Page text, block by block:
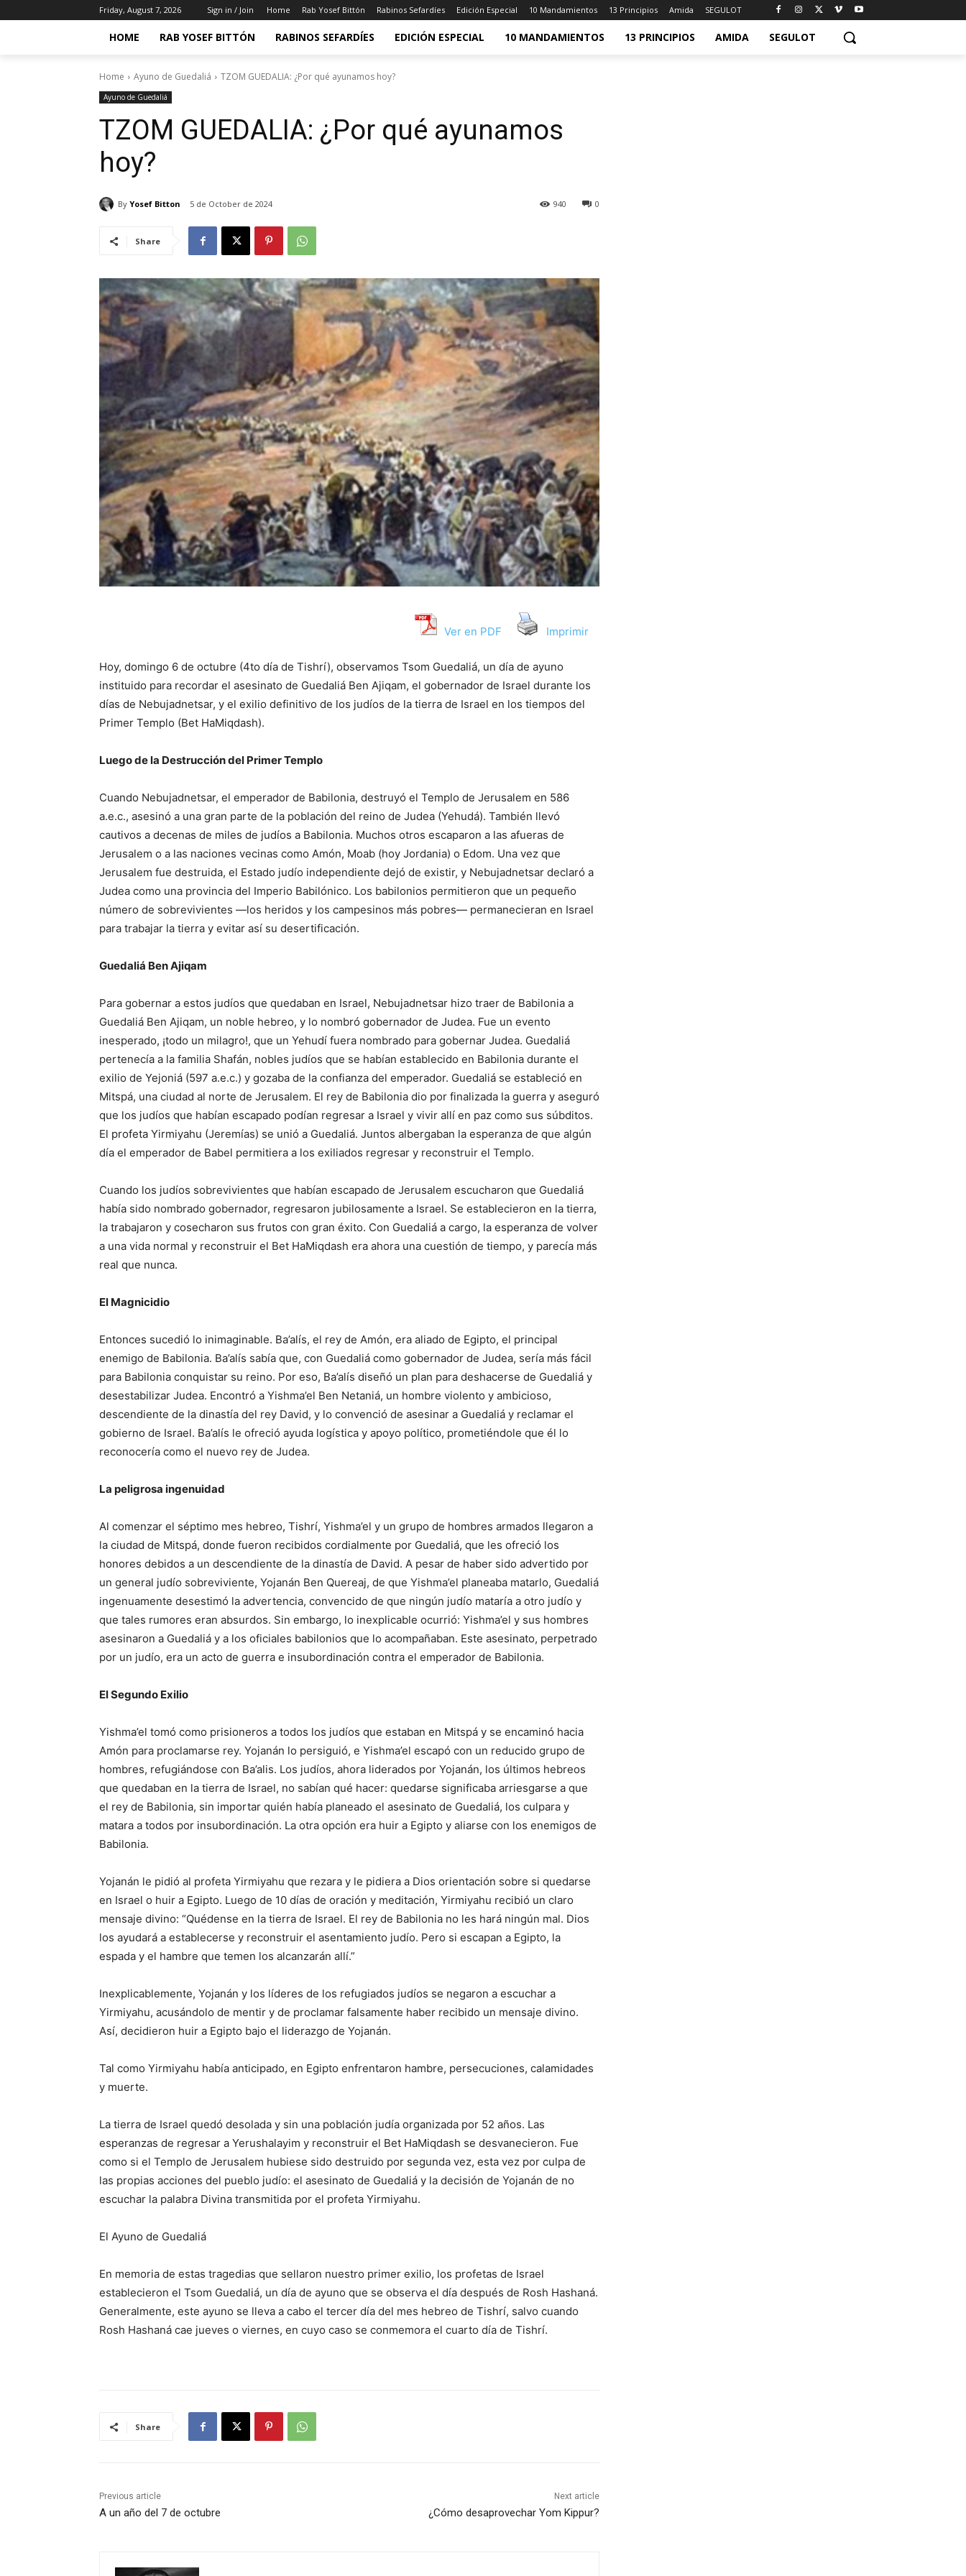
Friday, August 7, 2026 Sign in / Join Home Rab Yosef Bittón Rabinos Sefardíes Edición Especial 10 Mandamientos 13 Principios Amida SEGULOT
HOME RAB YOSEF BITTÓN RABINOS SEFARDÍES EDICIÓN ESPECIAL 10 MANDAMIENTOS 13 PRINCIPIOS AMIDA SEGULOT
Home Ayuno de Guedaliá TZOM GUEDALIA: ¿Por qué ayunamos hoy?
Ayuno de Guedaliá
TZOM GUEDALIA: ¿Por qué ayunamos
hoy?
By Yosef Bitton 5 de October de 2024 0
940
Share
Ver en PDF Imprimir
Hoy, domingo 6 de octubre (4to día de Tishrí), observamos Tsom Guedaliá, un día de ayuno
instituido para recordar el asesinato de Guedaliá Ben Ajiqam, el gobernador de Israel durante los
días de Nebujadnetsar, y el exilio definitivo de los judíos de la tierra de Israel en los tiempos del
Primer Templo (Bet HaMiqdash).
Luego de la Destrucción del Primer Templo
Cuando Nebujadnetsar, el emperador de Babilonia, destruyó el Templo de Jerusalem en 586
a.e.c., asesinó a una gran parte de la población del reino de Judea (Yehudá). También llevó
cautivos a decenas de miles de judíos a Babilonia. Muchos otros escaparon a las afueras de
Jerusalem o a las naciones vecinas como Amón, Moab (hoy Jordania) o Edom. Una vez que
Jerusalem fue destruida, el Estado judío independiente dejó de existir, y Nebujadnetsar declaró a
Judea como una provincia del Imperio Babilónico. Los babilonios permitieron que un pequeño
número de sobrevivientes —los heridos y los campesinos más pobres— permanecieran en Israel
para trabajar la tierra y evitar así su desertificación.
Guedaliá Ben Ajiqam
Para gobernar a estos judíos que quedaban en Israel, Nebujadnetsar hizo traer de Babilonia a
Guedaliá Ben Ajiqam, un noble hebreo, y lo nombró gobernador de Judea. Fue un evento
inesperado, ¡todo un milagro!, que un Yehudí fuera nombrado para gobernar Judea. Guedaliá
pertenecía a la familia Shafán, nobles judíos que se habían establecido en Babilonia durante el
exilio de Yejoniá (597 a.e.c.) y gozaba de la confianza del emperador. Guedaliá se estableció en
Mitspá, una ciudad al norte de Jerusalem. El rey de Babilonia dio por finalizada la guerra y aseguró
que los judíos que habían escapado podían regresar a Israel y vivir allí en paz como sus súbditos.
El profeta Yirmiyahu (Jeremías) se unió a Guedaliá. Juntos albergaban la esperanza de que algún
día el emperador de Babel permitiera a los exiliados regresar y reconstruir el Templo.
Cuando los judíos sobrevivientes que habían escapado de Jerusalem escucharon que Guedaliá
había sido nombrado gobernador, regresaron jubilosamente a Israel. Se establecieron en la tierra,
la trabajaron y cosecharon sus frutos con gran éxito. Con Guedaliá a cargo, la esperanza de volver
a una vida normal y reconstruir el Bet HaMiqdash era ahora una cuestión de tiempo, y parecía más
real que nunca.
El Magnicidio
Entonces sucedió lo inimaginable. Ba’alís, el rey de Amón, era aliado de Egipto, el principal
enemigo de Babilonia. Ba’alís sabía que, con Guedaliá como gobernador de Judea, sería más fácil
para Babilonia conquistar su reino. Por eso, Ba’alís diseñó un plan para deshacerse de Guedaliá y
desestabilizar Judea. Encontró a Yishma’el Ben Netaniá, un hombre violento y ambicioso,
descendiente de la dinastía del rey David, y lo convenció de asesinar a Guedaliá y reclamar el
gobierno de Israel. Ba’alís le ofreció ayuda logística y apoyo político, prometiéndole que él lo
reconocería como el nuevo rey de Judea.
La peligrosa ingenuidad
Al comenzar el séptimo mes hebreo, Tishrí, Yishma’el y un grupo de hombres armados llegaron a
la ciudad de Mitspá, donde fueron recibidos cordialmente por Guedaliá, que les ofreció los
honores debidos a un descendiente de la dinastía de David. A pesar de haber sido advertido por
un general judío sobreviviente, Yojanán Ben Quereaj, de que Yishma’el planeaba matarlo, Guedaliá
ingenuamente desestimó la advertencia, convencido de que ningún judío mataría a otro judío y
que tales rumores eran absurdos. Sin embargo, lo inexplicable ocurrió: Yishma’el y sus hombres
asesinaron a Guedaliá y a los oficiales babilonios que lo acompañaban. Este asesinato, perpetrado
por un judío, era un acto de guerra e insubordinación contra el emperador de Babilonia.
El Segundo Exilio
Yishma’el tomó como prisioneros a todos los judíos que estaban en Mitspá y se encaminó hacia
Amón para proclamarse rey. Yojanán lo persiguió, e Yishma’el escapó con un reducido grupo de
hombres, refugiándose con Ba’alis. Los judíos, ahora liderados por Yojanán, los últimos hebreos
que quedaban en la tierra de Israel, no sabían qué hacer: quedarse significaba arriesgarse a que
el rey de Babilonia, sin importar quién había planeado el asesinato de Guedaliá, los culpara y
matara a todos por insubordinación. La otra opción era huir a Egipto y aliarse con los enemigos de
Babilonia.
Yojanán le pidió al profeta Yirmiyahu que rezara y le pidiera a Dios orientación sobre si quedarse
en Israel o huir a Egipto. Luego de 10 días de oración y meditación, Yirmiyahu recibió un claro
mensaje divino: “Quédense en la tierra de Israel. El rey de Babilonia no les hará ningún mal. Dios
los ayudará a establecerse y reconstruir el asentamiento judío. Pero si escapan a Egipto, la
espada y el hambre que temen los alcanzarán allí.”
Inexplicablemente, Yojanán y los líderes de los refugiados judíos se negaron a escuchar a
Yirmiyahu, acusándolo de mentir y de proclamar falsamente haber recibido un mensaje divino.
Así, decidieron huir a Egipto bajo el liderazgo de Yojanán.
Tal como Yirmiyahu había anticipado, en Egipto enfrentaron hambre, persecuciones, calamidades
y muerte.
La tierra de Israel quedó desolada y sin una población judía organizada por 52 años. Las
esperanzas de regresar a Yerushalayim y reconstruir el Bet HaMiqdash se desvanecieron. Fue
como si el Templo de Jerusalem hubiese sido destruido por segunda vez, esta vez por culpa de
las propias acciones del pueblo judío: el asesinato de Guedaliá y la decisión de Yojanán de no
escuchar la palabra Divina transmitida por el profeta Yirmiyahu.
El Ayuno de Guedaliá
En memoria de estas tragedias que sellaron nuestro primer exilio, los profetas de Israel
establecieron el Tsom Guedaliá, un día de ayuno que se observa el día después de Rosh Hashaná.
Generalmente, este ayuno se lleva a cabo el tercer día del mes hebreo de Tishrí, salvo cuando
Rosh Hashaná cae jueves o viernes, en cuyo caso se conmemora el cuarto día de Tishrí.
Share
Previous article
A un año del 7 de octubre
Next article
¿Cómo desaprovechar Yom Kippur?